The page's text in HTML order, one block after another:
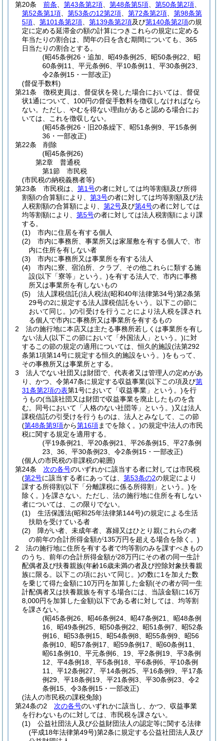
第20条
前条 第43条第2項 第48条第5項 第50条第2項
第52条第1項
第53条の12第2項 第72条第2項
第98条第
5項
第101条第2項 第139条第2項及び第140条第2項の規
定に定める延滞金の額の計算につきこれらの規定に定める
年当たりの割合は、閏年の日を含む期間についても、365
日当たりの割合とする。
(昭45条例26・追加、昭49条例25、昭50条例22、昭
60条例11、平元条例6、平10条例11、平30条例23、
令2条例15・一部改正)
(督促手数料)
第21条
徴税吏員は、督促状を発した場合においては、督促
状1通について、100円の督促手数料を徴収しなければなら
ない。 ただし、やむを得ない理由があると認める場合にお
いては、これを徴収しない。
(昭45条例26・旧20条繰下、昭51条例9、平15条例
36・一部改正)
第22条
削除
(昭45条例26)
第2章
普通税
第1節
市民税
(市民税の納税義務者等)
第23条
市民税は、 第1号の者に対しては均等割額及び所得
割額の合算額により、 第3号の者に対しては均等割額及び法
人税割額の合算額により、 第2号及び第4号の者に対しては
均等割額により、 第5号の者に対しては法人税割額により課
する。
(1)
市内に住居を有する個人
(2)
市内に事務所、事業所又は家屋敷を有する個人で、市
内に住所を有しない者
(3)
市内に事務所又は事業所を有する法人
(4)
市内に寮、宿泊所、クラブ、その他これらに類する施
設(以下「寮等」という。)を有する法人で、市内に事務
所又は事業所を有しないもの
(5)
法人課税信託(法人税法(昭和40年法律第34号)第2条第
29号の2に規定する法人課税信託をいう。以下この節に
おいて同じ。)の引受けを行うことにより法人税を課され
る個人で市内に事務所又は事業所を有するもの
2
法の施行地に本店又は主たる事務所若しくは事業所を有し
ない法人(以下この節において「外国法人」という。)に対
するこの節の規定の適用については、恒久的施設(法第292
条第1項第14号に規定する恒久的施設をいう。)をもって、
その事務所又は事業所とする。
3
法人でない社団又は財団で、代表者又は管理人の定めがあ
り、かつ、令第47条に規定する収益事業(以下この項及び第
31条第2項の表第1号において「収益事業」という。)を行
うもの(当該社団又は財団で収益事業を廃止したものを含
む。同号において「人格のない社団等」という。)又は法人
課税信託の引受けを行うものは、法人とみなして、この節
(第48条第9項から第16項までを除く。)の規定中法人の市民
税に関する規定を適用する。
(平19条例21、平20条例21、平26条例15、平27条例
23、36、平30条例23、令2条例15・一部改正)
(個人の市民税の非課税の範囲)
第24条
次の各号のいずれかに該当する者に対しては市民税
(第2号に該当する者にあっては、 第53条の2の規定により
課する所得割(以下「分離課税に係る所得割」という。)を
除く。)を課さない。 ただし、法の施行地に住所を有しない
者については、この限りでない。
(1)
生活保護法(昭和25年法律第144号)の規定による生活
扶助を受けている者
(2)
障がい者、未成年者、寡婦又はひとり親(これらの者
の前年の合計所得金額が135万円を超える場合を除く。)
2
法の施行地に住所を有する者で均等割のみを課すべきもの
のうち、前年の合計所得金額が28万円にその者の同一生計
配偶者及び扶養親族(年齢16歳未満の者及び控除対象扶養親
族に限る。以下この項において同じ。)の数に1を加えた数
を乗じて得た金額に10万円を加算した金額(その者が同一生
計配偶者又は扶養親族を有する場合には、当該金額に16万
8,000円を加算した金額)以下である者に対しては、均等割
を課さない。
(昭45条例26、昭46条例24、昭47条例21、昭48条例
16、昭49条例25、昭50条例22、昭51条例7、昭52条
例16、昭53条例15、昭54条例8、昭55条例9、昭56
条例10、昭57条例17、昭59条例17、昭60条例11、
昭61条例10、平元条例6、19、平2条例19、平3条例
12、平4条例18、平5条例18、平6条例6、平10条例
11、平12条例27、平14条例25、平16条例9、平17条
例29、平18条例19、平21条例3、平30条例23、令2
条例15、令3条例15・一部改正)
(法人の市民税の課税免除)
第24条の2
次の各号のいずれかに該当し、かつ、収益事業
を行わないものに対しては、市民税を課さない。
(1)
公益社団法人及び公益財団法人の認定等に関する法律
(平成18年法律第49号)第2条に規定する公益社団法人及び